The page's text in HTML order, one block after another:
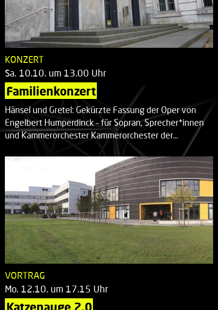
KONZERT
Sa. 10.10. um 13.00 Uhr
Familienkonzert
Hänsel und Gretel: Gekürzte Fassung der Oper von
Engelbert Humperdinck – für Sopran, Sprecher*innen
und Kammerorchester Kammerorchester der…
VORTRAG
Mo. 12.10. um 17.15 Uhr
Katzenauge 2.0